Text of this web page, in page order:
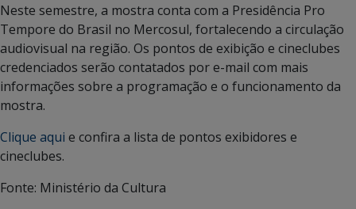
Neste semestre, a mostra conta com a Presidência Pro
Tempore do Brasil no Mercosul, fortalecendo a circulação
audiovisual na região. Os pontos de exibição e cineclubes
credenciados serão contatados por e-mail com mais
informações sobre a programação e o funcionamento da
mostra.
Clique aqui e confira a lista de pontos exibidores e
cineclubes.
Fonte: Ministério da Cultura